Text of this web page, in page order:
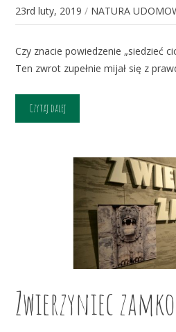
23rd luty, 2019 / NATURA
Czy znacie powiedzenie „siedzieć
Ten zwrot zupełnie mijał się z
Czytaj dalej
Zwierzyniec